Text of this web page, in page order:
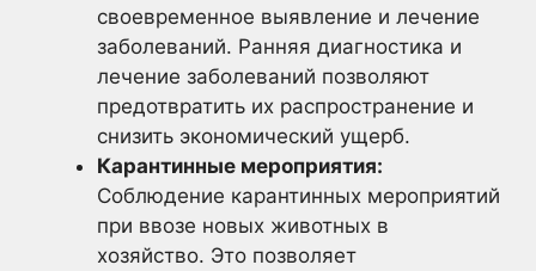
своевременное выявление и лечение
заболеваний. Ранняя диагностика и
лечение заболеваний позволяют
предотвратить их распространение и
снизить экономический ущерб.
Карантинные мероприятия:
Соблюдение карантинных мероприятий
при ввозе новых животных в
хозяйство. Это позволяет